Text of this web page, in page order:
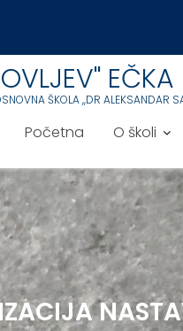
EČKA
ŠKOLA ,,DR ALEKSANDAR
Početna O školi